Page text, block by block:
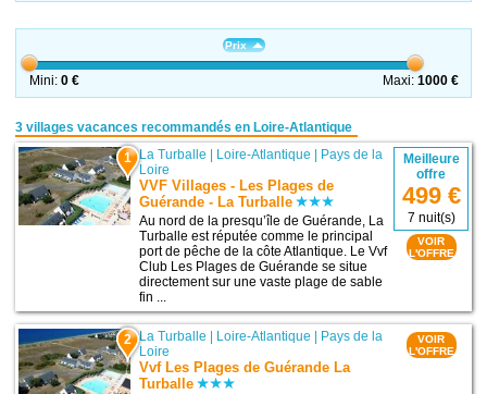
Prix
Mini: 0 € Maxi: 1000 €
3 villages vacances recommandés en Loire-Atlantique
1 La Turballe | Loire-Atlantique | Pays de la
Loire
VVF Villages - Les Plages de
Guérande - La Turballe
Au nord de la presqu’île de Guérande, La
Turballe est réputée comme le principal
port de pêche de la côte Atlantique. Le Vvf
Club Les Plages de Guérande se situe
directement sur une vaste plage de sable
fin ...
Meilleure
offre
499 €
7 nuit(s)
VOIR
L'OFFRE
2 La Turballe Loire-Atlantique
Pays de la
Loire
Vvf Les Plages de Guérande La
Turballe
VOIR
L'OFFRE